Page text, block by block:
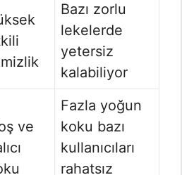
Bazı zorlu
lekelerde
yetersiz
kalabiliyor
ve
Fazla yoğun
koku bazı
kullanıcıları
rahatsız